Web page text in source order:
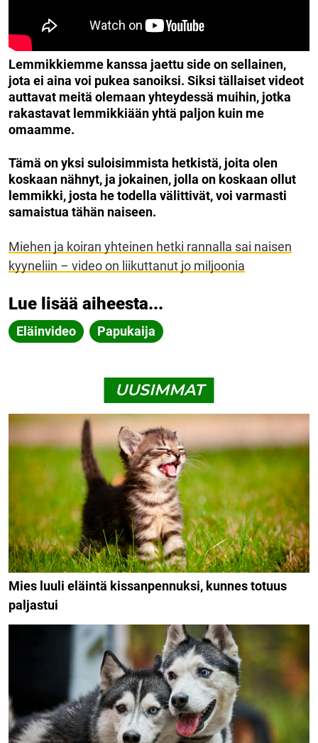
Lemmikkiemme kanssa jaettu side on sellainen,
jota ei aina voi pukea sanoiksi. Siksi tällaiset videot
auttavat meitä olemaan yhteydessä muihin, jotka
rakastavat lemmikkiään yhtä paljon kuin me
omaamme.
Tämä on yksi suloisimmista hetkistä, joita olen
koskaan nähnyt, ja jokainen, jolla on koskaan ollut
lemmikki, josta he todella välittivät, voi varmasti
samaistua tähän naiseen.
Miehen ja koiran yhteinen hetki rannalla sai naisen
kyyneliin – video on liikuttanut jo miljoonia
Lue lisää aiheesta...
Eläinvideo Papukaija
UUSIMMAT
Mies luuli eläintä kissanpennuksi, kunnes totuus
paljastui